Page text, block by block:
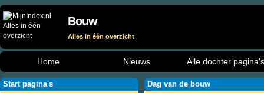
Bouw
Alles in één overzicht
Home Nieuws Alle dochter pagina's
Start pagina's Dag van de bouw